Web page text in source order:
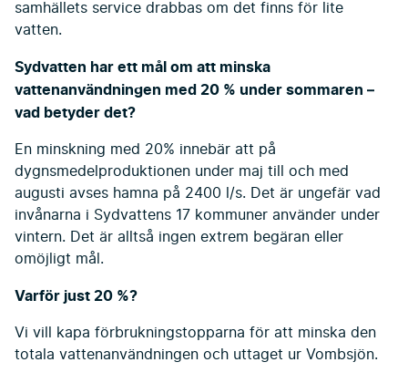
samhällets service drabbas om det finns för lite
vatten.
Sydvatten har ett mål om att minska
vattenanvändningen med 20 % under sommaren –
vad betyder det?
En minskning med 20% innebär att på
dygnsmedelproduktionen under maj till och med
augusti avses hamna på 2400 l/s. Det är ungefär vad
invånarna i Sydvattens 17 kommuner använder under
vintern. Det är alltså ingen extrem begäran eller
omöjligt mål.
Varför just 20 %?
Vi vill kapa förbrukningstopparna för att minska den
totala vattenanvändningen och uttaget ur Vombsjön.